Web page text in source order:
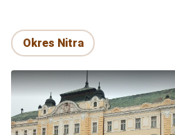
Okres Nitra